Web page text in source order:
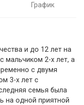
График
и до 12 лет на
мальчиком 2-х лет, а
с двумя
3-х лет с
семья была
на одной приятной